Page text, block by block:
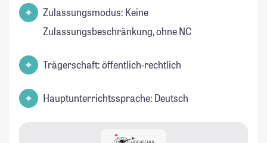
Zulassungsmodus: Keine
Zulassungsbeschränkung, ohne NC
Trägerschaft: öffentlich-rechtlich
Hauptunterrichtssprache: Deutsch